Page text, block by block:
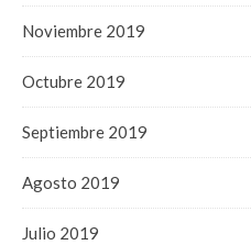
Noviembre 2019
Octubre 2019
Septiembre 2019
Agosto 2019
Julio 2019